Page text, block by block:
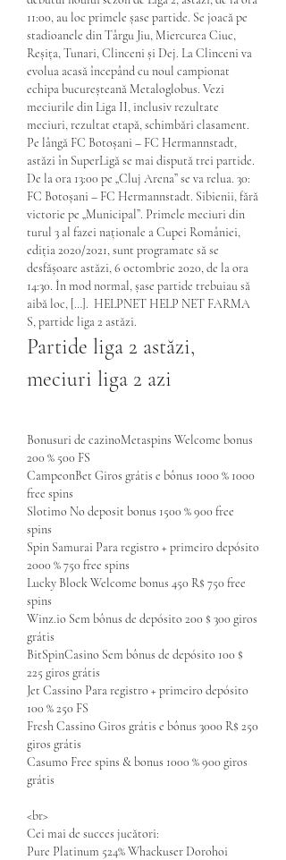
11:00, au loc primele șase partide. Se joacă pe
stadioanele din Târgu Jiu, Miercurea Ciuc,
Reșița, Tunari, Clinceni și Dej. La Clinceni va
evolua acasă începând cu noul campionat
echipa bucureșteană Metaloglobus. Vezi
meciurile din Liga II, inclusiv rezultate
meciuri, rezultat etapă, schimbări clasament.
Pe lângă FC Botoșani – FC Hermannstadt,
astăzi în SuperLigă se mai dispută trei partide.
De la ora 13:00 pe „Cluj Arena” se va relua. 30:
FC Botoșani – FC Hermannstadt. Sibienii, fără
victorie pe „Municipal”. Primele meciuri din
turul 3 al fazei naționale a Cupei României,
ediția 2020/2021, sunt programate să se
desfășoare astăzi, 6 octombrie 2020, de la ora
14:30. În mod normal, șase partide trebuiau să
aibă loc, […].  HELPNET HELP NET FARMA
S, partide liga 2 astăzi.
Partide liga 2 astăzi,
meciuri liga 2 azi
Bonusuri de cazinoMetaspins Welcome bonus
200 % 500 FS
CampeonBet Giros grátis e bônus 1000 % 1000
free spins
Slotimo No deposit bonus 1500 % 900 free
spins
Spin Samurai Para registro + primeiro depósito
2000 % 750 free spins
Lucky Block Welcome bonus 450 R$ 750 free
spins
Winz.io Sem bônus de depósito 200 $ 300 giros
grátis
BitSpinCasino Sem bônus de depósito 100 $
225 giros grátis
Jet Cassino Para registro + primeiro depósito
100 % 250 FS
Fresh Cassino Giros grátis e bônus 3000 R$ 250
giros grátis
Casumo Free spins & bonus 1000 % 900 giros
grátis
<br>
Cei mai de succes jucători:
Pure Platinum 524% Whackuser Dorohoi